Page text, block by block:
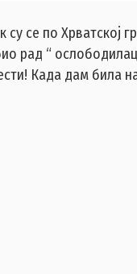
се по Хрватској
рад “
Када дам била